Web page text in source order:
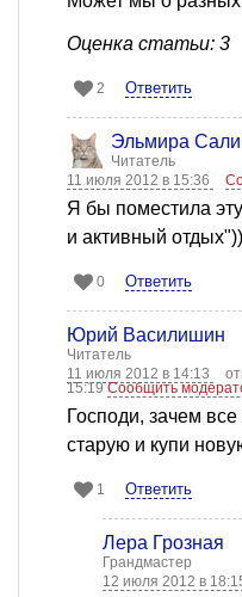
Оценка статьи: 3
2 Ответить
Эльмира
Читатель
11 июля 2012 в 15:36
Я бы поместила
и активный отдых"))
0 Ответить
Юрий Василишин
Читатель
11 июля 2012 в 14:13
15:19Сообщить
Господи, зачем
старую и купи
1 Ответить
Лера Грозная
Грандмастер
12 июля 2012 в